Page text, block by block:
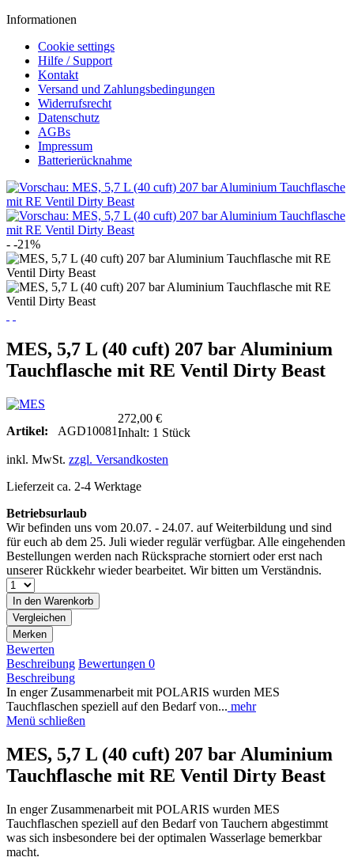
Informationen
Cookie settings
Hilfe / Support
Kontakt
Versand und Zahlungsbedingungen
Widerrufsrecht
Datenschutz
AGBs
Impressum
Batterierücknahme
- -21%
MES, 5,7 L (40 cuft) 207 bar Aluminium
Tauchflasche mit RE Ventil Dirty Beast
Artikel: AGD10081
272,00 €
Inhalt: 1 Stück
inkl. MwSt. zzgl. Versandkosten
Lieferzeit ca. 2-4 Werktage
Betriebsurlaub
Wir befinden uns vom 20.07. - 24.07. auf Weiterbildung und sind
für euch ab dem 25. Juli wieder regulär verfügbar. Alle eingehenden
Bestellungen werden nach Rücksprache storniert oder erst nach
unserer Rückkehr wieder bearbeitet. Wir bitten um Verständnis.
In den Warenkorb
Vergleichen
Merken
Bewerten
Beschreibung Bewertungen 0
Beschreibung
In enger Zusammenarbeit mit POLARIS wurden MES
Tauchflaschen speziell auf den Bedarf von... mehr
Menü schließen
MES, 5,7 L (40 cuft) 207 bar Aluminium
Tauchflasche mit RE Ventil Dirty Beast
In enger Zusammenarbeit mit POLARIS wurden MES
Tauchflaschen speziell auf den Bedarf von Tauchern abgestimmt
was sich insbesondere bei der optimalen Wasserlage bemerkbar
macht.